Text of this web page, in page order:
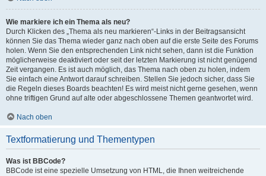
Wie markiere ich ein Thema als neu?
Durch Klicken des „Thema als neu markieren“-Links in der Beitragsansicht
können Sie das Thema wieder ganz nach oben auf die erste Seite des Forums
holen. Wenn Sie den entsprechenden Link nicht sehen, dann ist die Funktion
möglicherweise deaktiviert oder seit der letzten Markierung ist nicht genügend
Zeit vergangen. Es ist auch möglich, das Thema nach oben zu holen, indem
Sie einfach eine Antwort darauf schreiben. Stellen Sie jedoch sicher, dass Sie
die Regeln dieses Boards beachten! Es wird meist nicht gerne gesehen, wenn
ohne triftigen Grund auf alte oder abgeschlossene Themen geantwortet wird.
Nach oben
Textformatierung und Thementypen
Was ist BBCode?
BBCode ist eine spezielle Umsetzung von HTML, die Ihnen weitreichende